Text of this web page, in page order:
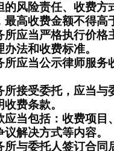
风险责任、收费方
收费金额不得高
应当严格执行价格
法和收费标准。
应当公示律师服务
接受委托，应当与
费条款。
包括：收费项目
解决方式等内容。
与委托人签订合同